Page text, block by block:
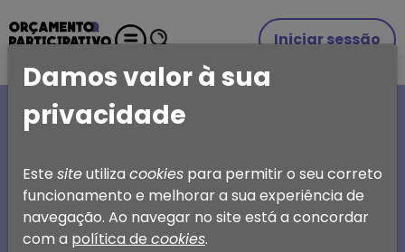
Iniciar sessão
ESCOLHA
Orçamento Participativo
de Torres Vedras
Damos valor à sua
privacidade
Este siteutiliza cookies para permitir o seu correto
funcionamento e melhorar a sua experiência de
navegação. Ao navegar no site está a concordar
com a política de cookies.